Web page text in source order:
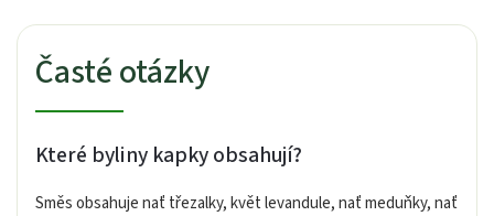
Časté otázky
Které byliny kapky obsahují?
Směs obsahuje nať třezalky, květ levandule, nať meduňky, nať